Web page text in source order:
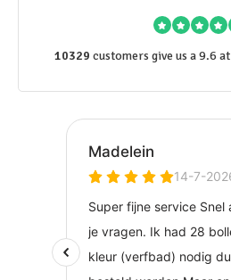
10329 customers give us a 9.6 at